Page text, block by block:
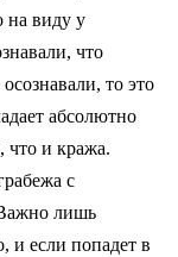
на виду у
что
то это
абсолютно
и кража.
с
лишь
и если попадет в